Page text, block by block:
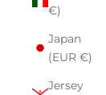
€)
Japan
(EUR €)
Jersey